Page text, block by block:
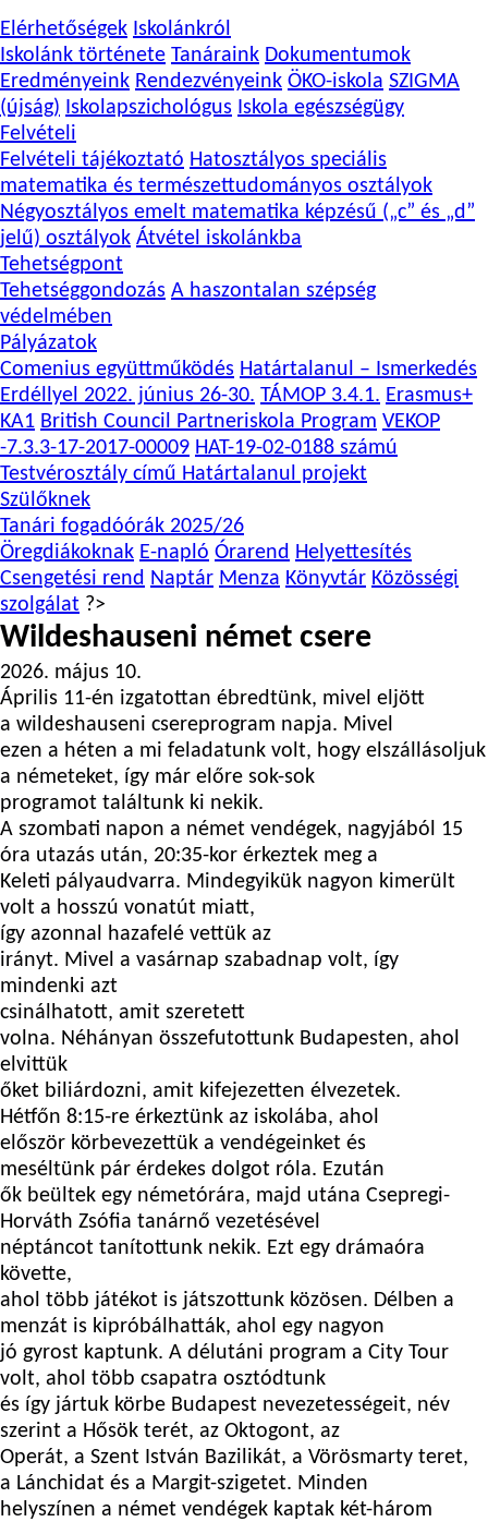
Elérhetőségek Iskolánkról
Iskolánk története Tanáraink Dokumentumok
Eredményeink Rendezvényeink ÖKO-iskola SZIGMA
(újság) Iskolapszichológus Iskola egészségügy
Felvételi
Felvételi tájékoztató Hatosztályos speciális
matematika és természettudományos osztályok
Négyosztályos emelt matematika képzésű („c” és „d”
jelű) osztályok Átvétel iskolánkba
Tehetségpont
Tehetséggondozás A haszontalan szépség
védelmében
Pályázatok
Comenius együttműködés Határtalanul – Ismerkedés
Erdéllyel 2022. június 26-30. TÁMOP 3.4.1. Erasmus+
KA1 British Council Partneriskola Program VEKOP
-7.3.3-17-2017-00009 HAT-19-02-0188 számú
Testvérosztály című Határtalanul projekt
Szülőknek
Tanári fogadóórák 2025/26
Öregdiákoknak E-napló Órarend Helyettesítés
Csengetési rend Naptár Menza Könyvtár Közösségi
szolgálat ?>
Wildeshauseni német csere
2026. május 10.
Április 11-én izgatottan ébredtünk, mivel eljött
a wildeshauseni csereprogram napja. Mivel
ezen a héten a mi feladatunk volt, hogy elszállásoljuk
a németeket, így már előre sok-sok
programot találtunk ki nekik.
A szombati napon a német vendégek, nagyjából 15
óra utazás után, 20:35-kor érkeztek meg a
Keleti pályaudvarra. Mindegyikük nagyon kimerült
volt a hosszú vonatút miatt,
így azonnal hazafelé vettük az
irányt. Mivel a vasárnap szabadnap volt, így
mindenki azt
csinálhatott, amit szeretett
volna. Néhányan összefutottunk Budapesten, ahol
elvittük
őket biliárdozni, amit kifejezetten élvezetek.
Hétfőn 8:15-re érkeztünk az iskolába, ahol
először körbevezettük a vendégeinket és
meséltünk pár érdekes dolgot róla. Ezután
ők beültek egy németórára, majd utána Csepregi-
Horváth Zsófia tanárnő vezetésével
néptáncot tanítottunk nekik. Ezt egy drámaóra
követte,
ahol több játékot is játszottunk közösen. Délben a
menzát is kipróbálhatták, ahol egy nagyon
jó gyrost kaptunk. A délutáni program a City Tour
volt, ahol több csapatra osztódtunk
és így jártuk körbe Budapest nevezetességeit, név
szerint a Hősök terét, az Oktogont, az
Operát, a Szent István Bazilikát, a Vörösmarty teret,
a Lánchidat és a Margit-szigetet. Minden
helyszínen a német vendégek kaptak két-három